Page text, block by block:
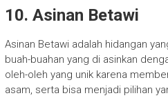
10. Asinan Betawi
Asinan Betawi adalah hidangan
buah-buahan yang di asinkan
oleh-oleh yang unik karena
asam, serta bisa menjadi pilihan